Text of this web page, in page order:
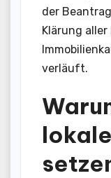
der
Klärung
verläuft.